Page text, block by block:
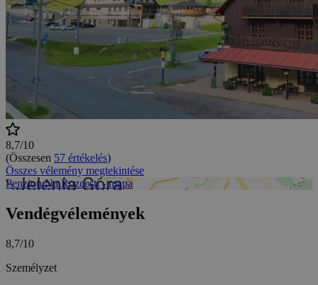
8,7/10
(Összesen 57 értékelés)
Összes vélemény megtekintése
Penzion Na Rozcestí - mapa
Vendégvélemények
8,7/10
Személyzet